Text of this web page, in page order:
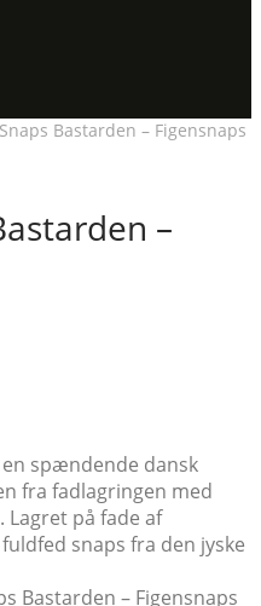
Bastarden – Figensnaps
–
spændende dansk
fra fadlagringen med
på fade af
snaps fra den jyske
Bastarden – Figensnaps